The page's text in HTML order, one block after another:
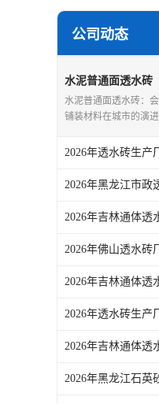
公司动态
水泥普通面透水砖
水泥普通面透水砖：
铺装材料在城市的演